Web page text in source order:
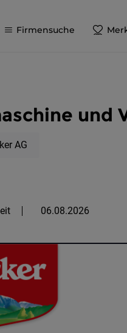
Firmensuche
und
AG
06.08.2026